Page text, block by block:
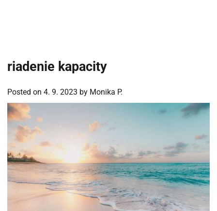
riadenie kapacity
Posted on 4. 9. 2023 by Monika P.